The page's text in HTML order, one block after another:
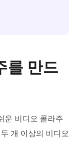
를 만드
운 비디오 콜라주
개 이상의 비디오